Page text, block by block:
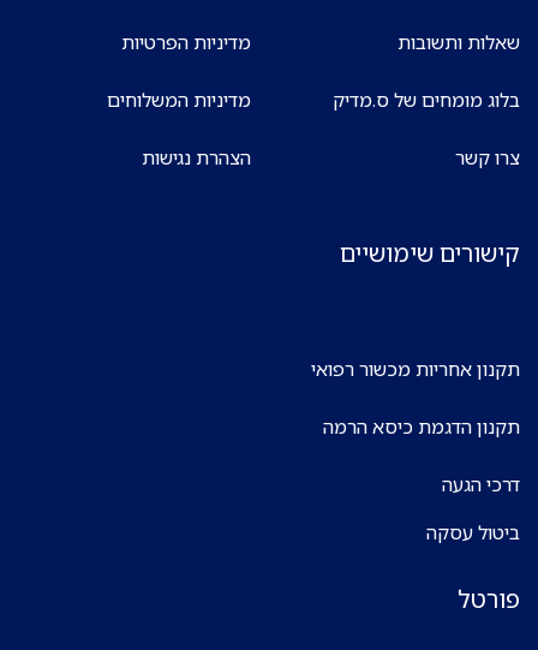
שאלות ותשובות
בלוג מומחים של ס.מדיק
צרו קשר
מדיניות הפרטיות
מדיניות המשלוחים
הצהרת נגישות
קישורים שימושיים
תקנון אחריות מכשור רפואי
תקנון הדגמת כיסא הרמה
דרכי הגעה
ביטול עסקה
פורטל